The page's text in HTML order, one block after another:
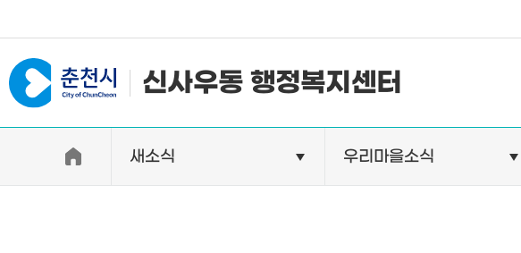
신사우동 행정복지센터
우리동소개 민원안내
#일자리지원센터 #물가정보
새소식 우리마을소식